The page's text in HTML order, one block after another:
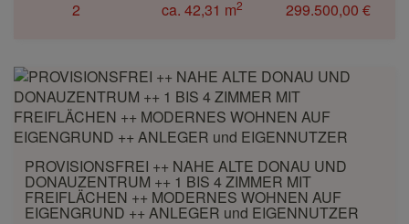
2
ca. 42,31 m2
299.500,00 €
PROVISIONSFREI ++ NAHE ALTE DONAU UND
DONAUZENTRUM ++ 1 BIS 4 ZIMMER MIT
FREIFLÄCHEN ++ MODERNES WOHNEN AUF
EIGENGRUND ++ ANLEGER und EIGENNUTZER